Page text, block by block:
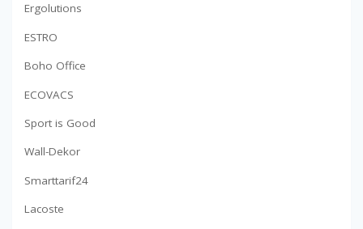
Ergolutions
ESTRO
Boho Office
ECOVACS
Sport is Good
Wall-Dekor
Smarttarif24
Lacoste